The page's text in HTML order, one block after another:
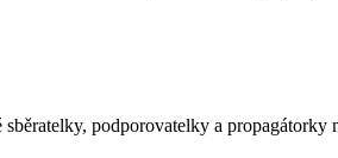
podporovatelky a